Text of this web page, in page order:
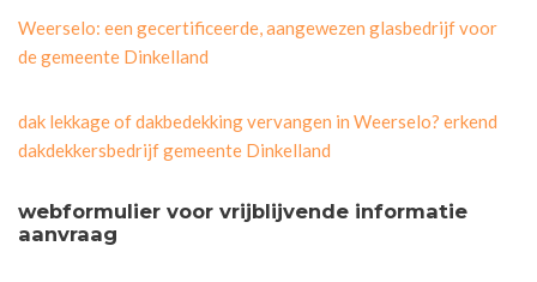
Weerselo: een gecertificeerde, aangewezen glasbedrijf voor
de gemeente Dinkelland
dak lekkage of dakbedekking vervangen in Weerselo? erkend
dakdekkersbedrijf gemeente Dinkelland
webformulier voor vrijblijvende informatie
aanvraag